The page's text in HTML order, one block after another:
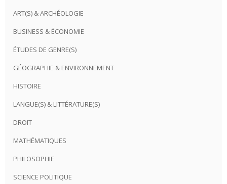
ART(S) & ARCHÉOLOGIE
BUSINESS & ÉCONOMIE
ÉTUDES DE GENRE(S)
GÉOGRAPHIE & ENVIRONNEMENT
HISTOIRE
LANGUE(S) & LITTÉRATURE(S)
DROIT
MATHÉMATIQUES
PHILOSOPHIE
SCIENCE POLITIQUE